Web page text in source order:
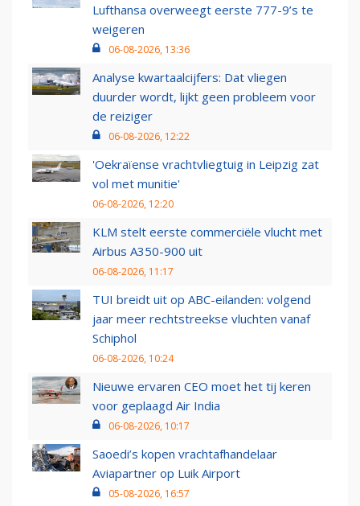
Lufthansa overweegt eerste 777-9’s te
weigeren
06-08-2026, 13:36
Analyse kwartaalcijfers: Dat vliegen
duurder wordt, lijkt geen probleem voor
de reiziger
06-08-2026, 12:22
'Oekraïense vrachtvliegtuig in Leipzig zat
vol met munitie'
06-08-2026, 12:20
KLM stelt eerste commerciële vlucht met
Airbus A350-900 uit
06-08-2026, 11:17
TUI breidt uit op ABC-eilanden: volgend
jaar meer rechtstreekse vluchten vanaf
Schiphol
06-08-2026, 10:24
Nieuwe ervaren CEO moet het tij keren
voor geplaagd Air India
06-08-2026, 10:17
Saoedi’s kopen vrachtafhandelaar
Aviapartner op Luik Airport
05-08-2026, 16:57